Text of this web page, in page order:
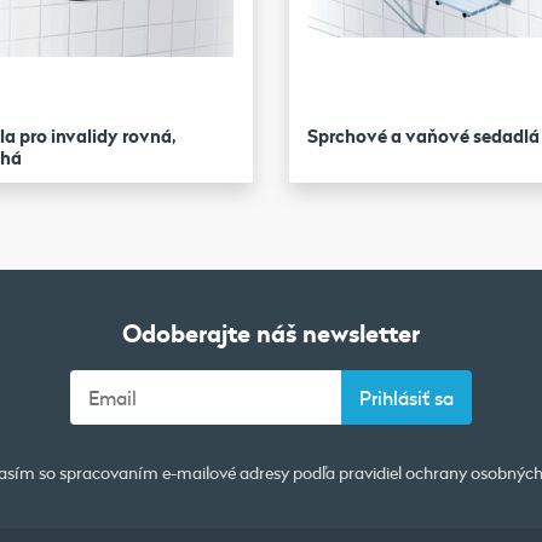
pro invalidy rovná,
Sprchové a vaňové sedadlá
Odoberajte náš newsletter
so spracovaním e-mailové adresy podľa pravidielochrany